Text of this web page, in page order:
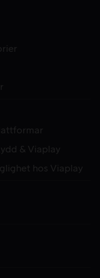
& Viaplay
hos Viaplay